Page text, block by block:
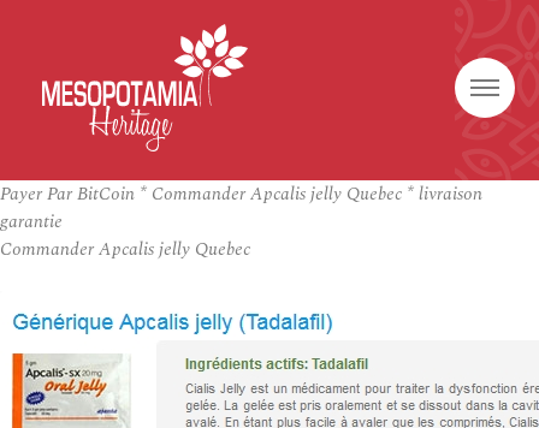
Payer Par BitCoin * Commander Apcalis jelly Quebec * livraison
garantie
Commander Apcalis jelly Quebec